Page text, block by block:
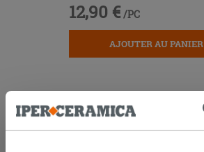
12,90 € /PC
AJOUTER AU PANIER